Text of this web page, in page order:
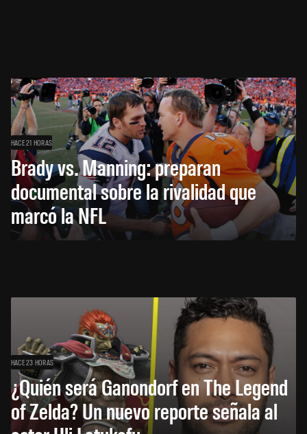
HACE 21 HORAS
Brady vs. Manning: preparan
documental sobre la rivalidad que
marcó la NFL
HACE 23 HORAS
¿Quién será Ganondorf en The Legend
of Zelda? Un nuevo reporte señala al